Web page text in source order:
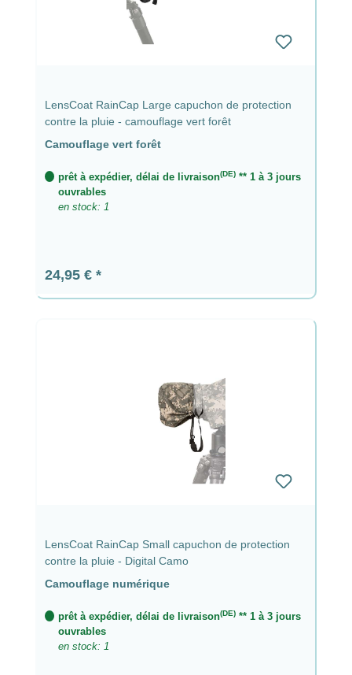
LensCoat RainCap Large capuchon de protection
contre la pluie - camouflage vert forêt
Camouflage vert forêt
prêt à expédier, délai de livraison(DE)** 1 à 3 jours
ouvrables
en stock: 1
Prix régulier :
24,95 €
LensCoat RainCap Small capuchon de protection
contre la pluie - Digital Camo
Camouflage numérique
prêt à expédier, délai de livraison(DE)** 1 à 3 jours
ouvrables
en stock: 1